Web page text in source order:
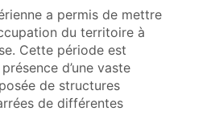
a permis de mettre
du territoire à
Cette période est
d’une vaste
de structures
de différentes